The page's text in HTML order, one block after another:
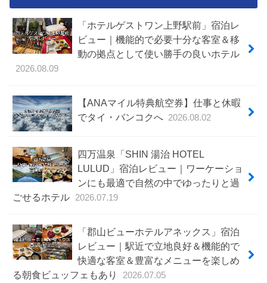
「ホテルゲストワン上野駅前」宿泊レ
ビュー｜機能的で必要十分な客室＆移
動の拠点として使い勝手の良いホテル
2026.08.09
【ANAマイル特典航空券】仕事と休暇
でタイ・バンコクへ 2026.08.02
四万温泉「SHIN 湯治 HOTEL
LULUD」宿泊レビュー｜ワーケーショ
ンにも最適で自然の中でゆったりと過
ごせるホテル
2026.07.19
「郡山ビューホテルアネックス」宿泊
レビュー｜駅近で立地良好＆機能的で
快適な客室＆豊富なメニューを楽しめ
る朝食ビュッフェもあり
2026.07.05